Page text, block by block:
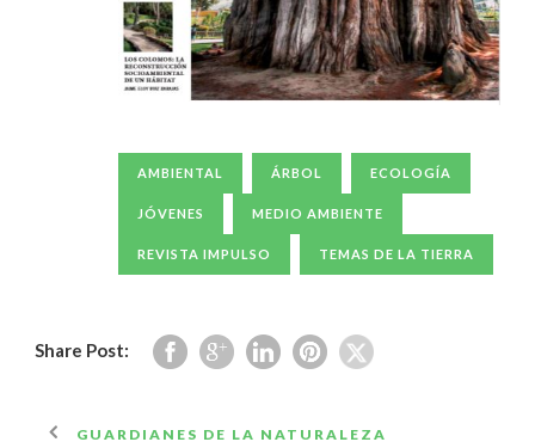
AMBIENTAL ÁRBOL ECOLOGÍA
JÓVENES MEDIO AMBIENTE
REVISTA IMPULSO TEMAS DE LA TIERRA
Share Post:
GUARDIANES DE LA NATURALEZA